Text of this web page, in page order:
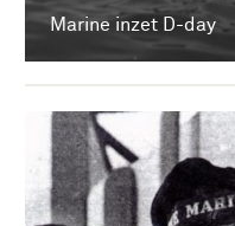
Marine inzet D-day